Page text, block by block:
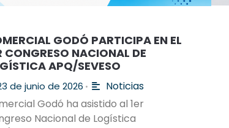
GODÓ PARTICIPA EN EL
CONGRESO NACIONAL DE
APQ/SEVESO
de junio de 2026 •
Noticias
Godó ha asistido al 1er
Nacional de Logística